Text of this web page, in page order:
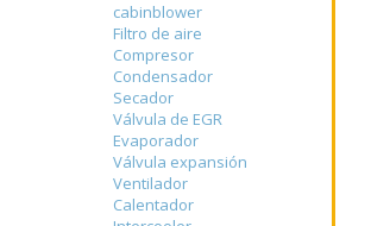
cabinblower
Filtro de aire
Compresor
Condensador
Secador
Válvula de EGR
Evaporador
Válvula expansión
Ventilador
Calentador